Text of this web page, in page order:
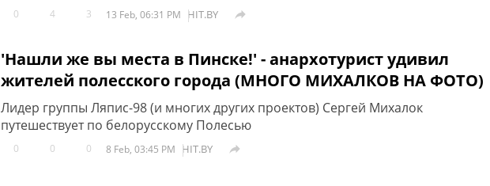
0 4 3 13 Feb, 06:31 PM HIT.BY 
'Нашли же вы места в Пинске!' - анархотурист удивил
жителей полесского города (МНОГО МИХАЛКОВ НА ФОТО)
Лидер группы Ляпис-98 (и многих других проектов) Сергей Михалок
путешествует по белорусскому Полесью
0 0 0 8 Feb, 03:45 PM HIT.BY 